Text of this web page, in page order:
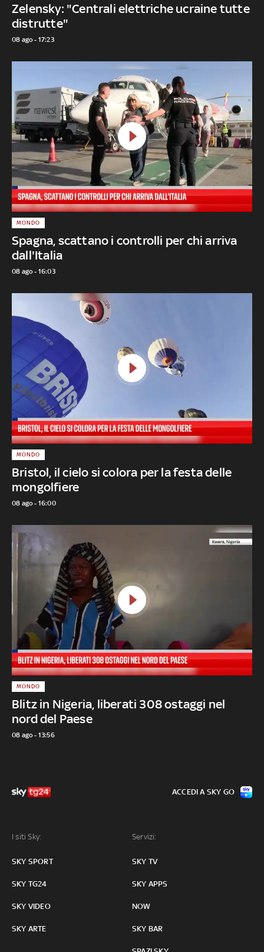
Zelensky: "Centrali elettriche ucraine tutte
distrutte"
08 ago - 17:23
Spagna, scattano i controlli per chi arriva
dall'Italia
MONDO
08 ago - 16:03
Bristol, il cielo si colora per la festa delle
mongolfiere
MONDO
08 ago - 16:00
Blitz in Nigeria, liberati 308 ostaggi nel
nord del Paese
MONDO
08 ago - 13:56
I siti Sky:
SKY SPORT
SKY TG24
SKY VIDEO
SKY ARTE
Servizi:
SKY TV
SKY APPS
NOW
SKY BAR
ACCEDI A SKY GO